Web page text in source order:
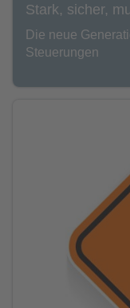
Stark, sicher,
Die neue
Steuerungen